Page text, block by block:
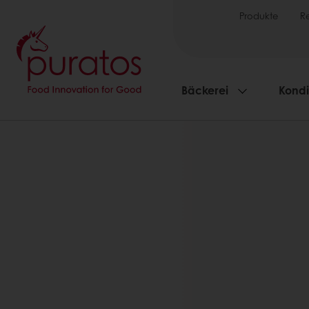
Produkte
Bäckerei